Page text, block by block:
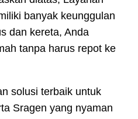
banyak keunggulan
dan kereta, Anda
tanpa harus repot ke
solusi terbaik untuk
Sragen yang nyaman